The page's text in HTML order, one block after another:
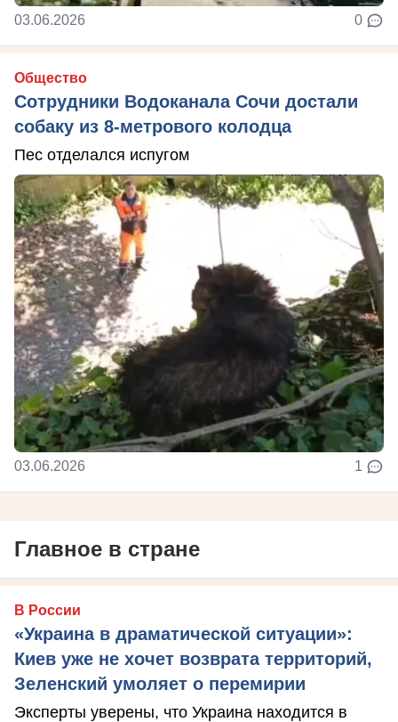
03.06.2026 0
Общество
Сотрудники Водоканала Сочи достали
собаку из 8-метрового колодца
Пес отделался испугом
03.06.2026 1
Главное в стране
В России
«Украина в драматической ситуации»:
Киев уже не хочет возврата территорий,
Зеленский умоляет о перемирии
Эксперты уверены, что Украина находится в